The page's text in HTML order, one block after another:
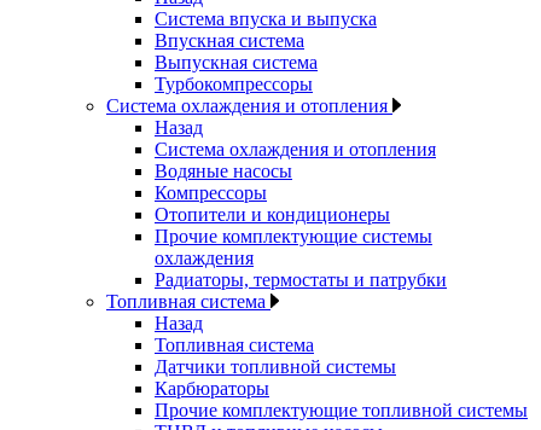
Система впуска и выпуска
Впускная система
Выпускная система
Турбокомпрессоры
Система охлаждения и отопления
Назад
Система охлаждения и отопления
Водяные насосы
Компрессоры
Отопители и кондиционеры
Прочие комплектующие системы
охлаждения
Радиаторы, термостаты и патрубки
Топливная система
Назад
Топливная система
Датчики топливной системы
Карбюраторы
Прочие комплектующие топливной системы